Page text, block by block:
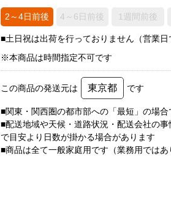
2～4日前後 4～6日前後 1週間前後
■土日祝は出荷を行っておりません（営業日
※本商品は時間指定不可です
この商品の発送元は 東京都 です
■関東・関西圏の都市部への「最短」の場合
■配送地域や天候・道路状況・配送会社の
で目安より日数が掛かる場合があります
■商品は全て一般家庭用です（業務用ではあ